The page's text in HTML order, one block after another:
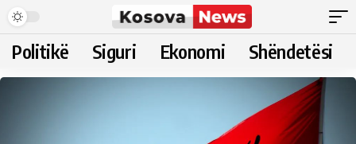
Politikë Siguri Ekonomi Shëndetësi